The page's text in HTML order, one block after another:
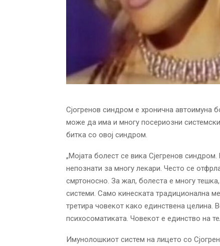
Сјогренов синдром е хронична автоимуна
може да има и многу посериозни
битка со овој синдром.
„Мојата болест се вика Сјегренов
непознати за многу лекари. Често се
смртоносно. За жал, болеста е многу
системи. Само кинеската традиционална
третира човекот како единствена
психосоматиката. Човекот е единство на
Имунолошкиот систем на лицето со